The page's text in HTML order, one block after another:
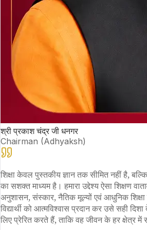
श्री प्रकाश चंद्र जी धनगर
Chairman (Adhyaksh)
शिक्षा केवल पुस्तकीय ज्ञान तक सीमित नहीं है,
का सशक्त माध्यम है। हमारा उद्देश्य ऐसा शिक्षण
अनुशासन, संस्कार, नैतिक मूल्यों एवं आधुनिक
विद्यार्थी को आत्मविश्वास प्रदान कर उसे सही
लिए प्रेरित करते हैं, ताकि वह जीवन के हर क्षेत्र